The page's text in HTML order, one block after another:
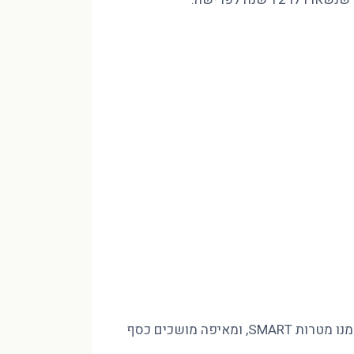
מינוס בהכנסה של 10,000 ₪ לא נסגר בחיסכון שאין לכם, אלא בסדר. פיטר הוד CFP מסביר איך בונים חזון לעשור, גוזרים ממנו מטרות SMART, ומאיפה מושכים כסף